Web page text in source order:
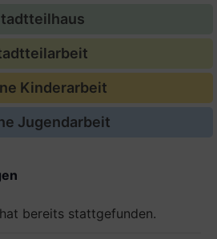
Kinderarbeit
Jugendarbeit
bereits stattgefunden.